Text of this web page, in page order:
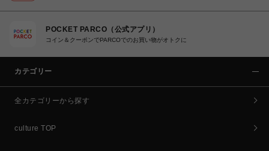
POCKET PARCO（公式アプリ）
コイン＆クーポンでPARCOでのお買い物がオトクに
カテゴリー
全カテゴリーから探す
culture TOP